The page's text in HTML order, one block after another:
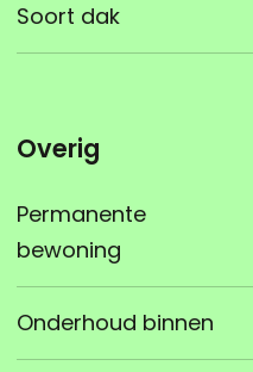
Soort dak
Overig
Permanente
bewoning
Onderhoud binnen